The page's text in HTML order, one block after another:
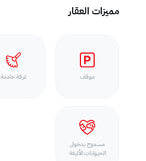
مميزات العقار
موقف غرفة خادمة
مسموح بدخول
الحيوانات الأليفة